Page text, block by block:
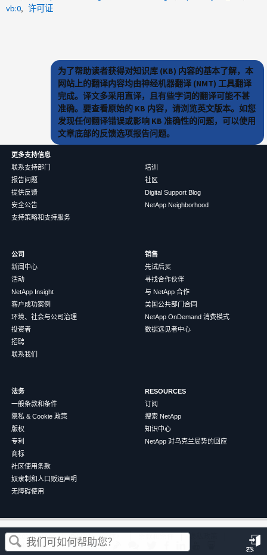
登
这篇文章对您有帮助吗？
vb:0
许可证
为了帮助读者获得对知识库 (KB) 内容的基本了解，本
网站上的翻译内容均由神经机器翻译 (NMT) 工具翻译
完成。译文多采用直译，且有些字词的翻译可能不甚
准确。要查看原始的 KB 内容，请浏览英文版本。如您
发现任何翻译错误或影响 KB 准确性的问题，可以使用
文章底部的反馈选项报告问题。
更多支持信息
联系支持部门
报告问题
提供反馈
安全公告
支持策略和支持服务
培训
社区
Digital Support Blog
NetApp Neighborhood
公司
新闻中心
活动
NetApp Insight
客户成功案例
环境、社会与公司治理
投资者
招聘
联系我们
销售
先试后买
寻找合作伙伴
与 NetApp 合作
美国公共部门合同
NetApp OnDemand 消费模式
数据远见者中心
法务
一般条款和条件
隐私 & Cookie 政策
版权
专利
商标
社区使用条款
奴隶制和人口贩运声明
无障碍使用
RESOURCES
订阅
搜索 NetApp
知识中心
NetApp 对乌克兰局势的回应
©2026NetApp 中文（简体） 条款和条件
隐私政策
Cookie 政策
Cookie 设置